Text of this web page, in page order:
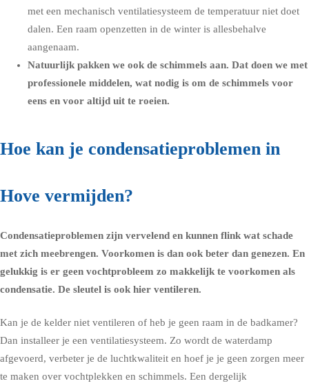
met een mechanisch ventilatiesysteem de temperatuur niet doet
dalen. Een raam openzetten in de winter is allesbehalve
aangenaam.
Natuurlijk pakken we ook de schimmels aan. Dat doen we met
professionele middelen, wat nodig is om de schimmels voor
eens en voor altijd uit te roeien.
Hoe kan je condensatieproblemen in
Hove vermijden?
Condensatieproblemen zijn vervelend en kunnen flink wat schade
met zich meebrengen. Voorkomen is dan ook beter dan genezen. En
gelukkig is er geen vochtprobleem zo makkelijk te voorkomen als
condensatie. De sleutel is ook hier ventileren.
Kan je de kelder niet ventileren of heb je geen raam in de badkamer?
Dan installeer je een ventilatiesysteem. Zo wordt de waterdamp
afgevoerd, verbeter je de luchtkwaliteit en hoef je je geen zorgen meer
te maken over vochtplekken en schimmels. Een dergelijk